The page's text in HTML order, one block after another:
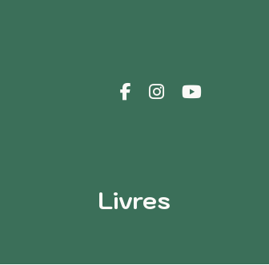
Livres